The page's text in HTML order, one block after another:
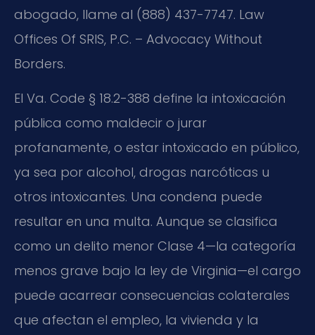
abogado, llame al (888) 437-7747. Law
Offices Of SRIS, P.C. – Advocacy Without
Borders.
El Va. Code § 18.2-388 define la intoxicación
pública como maldecir o jurar
profanamente, o estar intoxicado en público,
ya sea por alcohol, drogas narcóticas u
otros intoxicantes. Una condena puede
resultar en una multa. Aunque se clasifica
como un delito menor Clase 4—la categoría
menos grave bajo la ley de Virginia—el cargo
puede acarrear consecuencias colaterales
que afectan el empleo, la vivienda y la